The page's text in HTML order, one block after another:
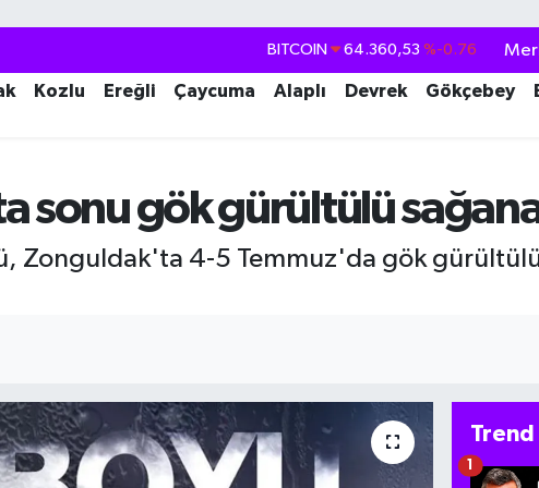
DOLAR 47,7069 %0.17
EURO 55,0265 %0.01
BİST100 13.887 %64
Kozlu Ereğli Çaycuma Alaplı Devrek Gökçebey
sonu gök gürültülü
Zonguldak'ta 4-5 Temmuz'da gök gürültülü
1